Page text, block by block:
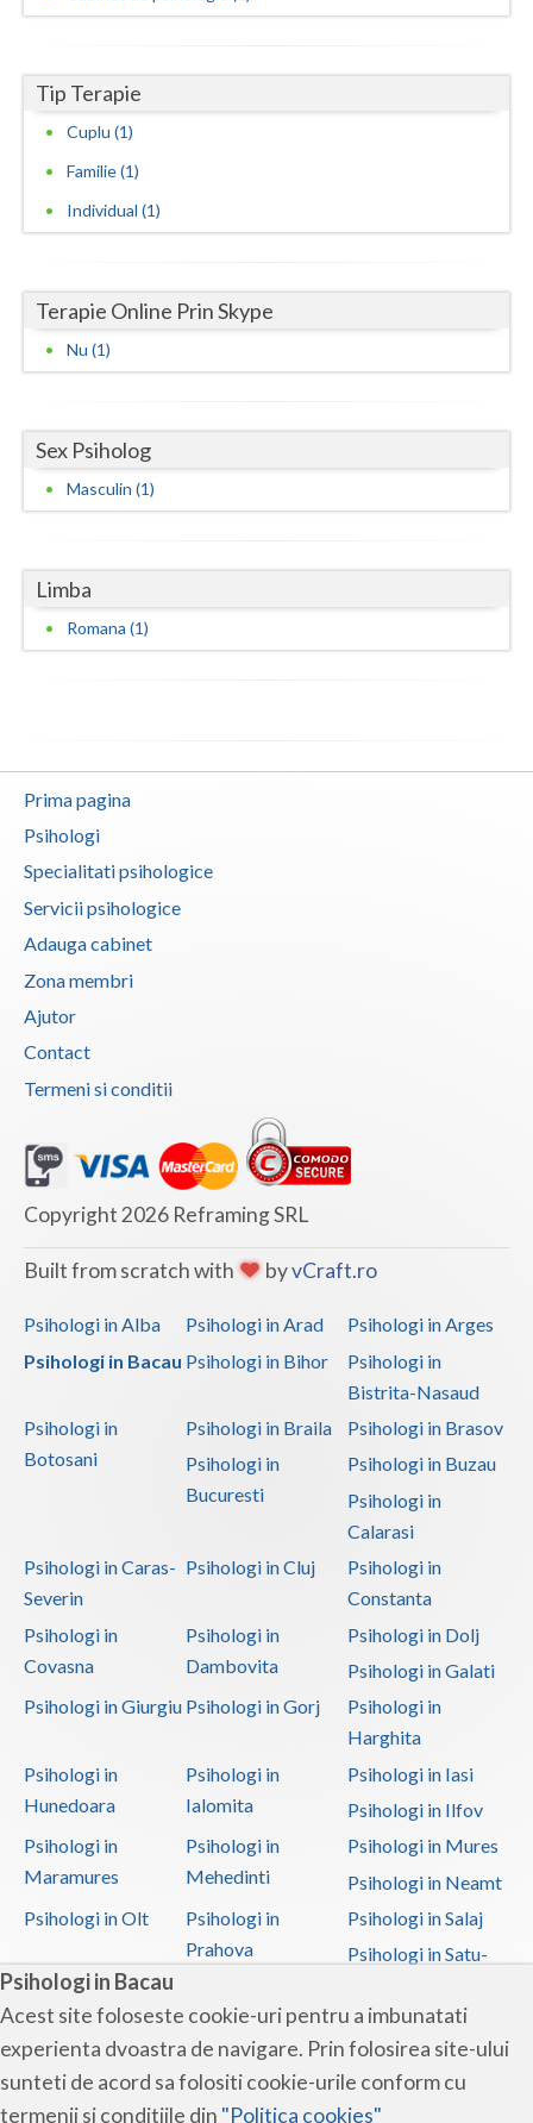
Psihologi in Bacau
Acest site foloseste cookie-uri pentru a imbunatati
experienta dvoastra de navigare. Prin folosirea site-ului
sunteti de acord sa folositi cookie-urile conform cu
termenii si conditiile din "Politica cookies"
Olt
Prahova
Salaj
Satu-Mare
Suceava
Teleorman
Tulcea
Valcea
Vrancea
Tip Terapie
Cuplu (1)
Familie (1)
Individual (1)
Terapie Online Prin Skype
Nu (1)
Sex Psiholog
Masculin (1)
Limba
Romana (1)
Prima pagina
Psihologi
Specialitati psihologice
Servicii psihologice
Adauga cabinet
Zona membri
Ajutor
Contact
Termeni si conditii
Copyright 2026 Reframing SRL
Built from scratch with byvCraft.ro
Psihologi in Alba Psihologi in Arad
Psihologi in Arges
Psihologi in Bacau Psihologi in Bihor
Psihologi in
Bistrita-Nasaud
Psihologi in
Botosani
Psihologi in Braila
Psihologi in Brasov
Psihologi in
Bucuresti
Psihologi in Buzau
Psihologi in
Calarasi
Psihologi in Caras-
Severin
Psihologi in Cluj
Psihologi in
Constanta
Psihologi in
Covasna
Psihologi in
Dambovita
Psihologi in Dolj
Psihologi in Galati
Psihologi in Giurgiu Psihologi in Gorj
Psihologi in
Harghita
Psihologi in
Hunedoara
Psihologi in
Ialomita
Psihologi in Iasi
Psihologi in Ilfov
Psihologi in
Maramures
Psihologi in
Mehedinti
Psihologi in Mures
Psihologi in Neamt
Psihologi in Olt
Psihologi in
Prahova
Psihologi in Salaj
Psihologi in Satu-
Psihologi in Sibiu
Psihologi in
Suceava
Psihologi in
Teleorman
Psihologi in Timis
Psihologi in Tulcea Psihologi in Valcea